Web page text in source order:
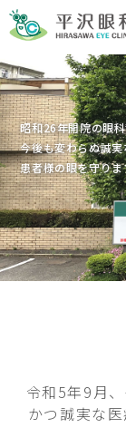
昭和26年開院の眼
今後も変わらぬ誠
患者様の眼を守りま
令和5年9月
かつ誠実な